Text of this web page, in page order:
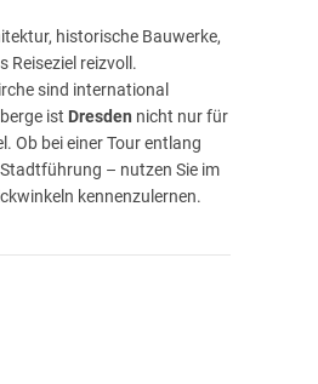
historische Bauwerke,
Reiseziel reizvoll.
sind international
ist Dresden nicht nur für
Ob bei einer Tour entlang
– nutzen Sie im
kennenzulernen.
sowie einige Bars und